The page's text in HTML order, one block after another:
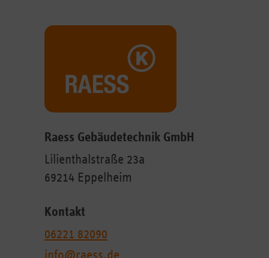
Raess Gebäudetechnik GmbH
Lilienthalstraße 23a
69214 Eppelheim
Kontakt
06221 82090